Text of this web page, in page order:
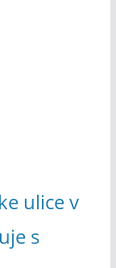
ulice v
s